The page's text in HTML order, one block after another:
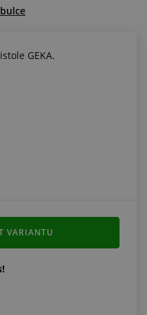
GEKA.
VARIANTU